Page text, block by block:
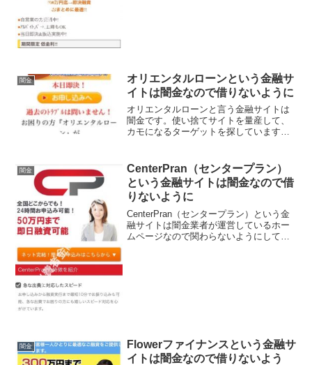
闇金
オリエンタルローンという金融サ
イトは闇金なので借りないように
オリエンタルローンと言う金融サイトは
闇金です。使い捨てサイトを量産して、
カモになるターゲットを探しています、
い違法業者なので、絶対に申し込まない
ようにしてください。今現...
闇金
CenterPran（センタープラン）
という金融サイトは闇金なので借
りないように
CenterPran（センタープラン）という金
融サイトは闇金業者が運営しているホー
ムページなので関わらないようにしてく
闇金
Flowerファイナンスという金融サ
イトは闇金なので借りないよう